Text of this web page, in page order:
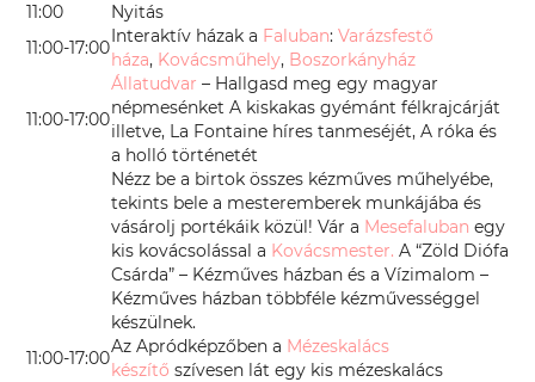
11:00
Nyitás
11:00-17:00
Interaktív házak a Faluban: Varázsfestő
háza, Kovácsműhely, Boszorkányház
11:00-17:00
Állatudvar – Hallgasd meg egy magyar
népmesénket A kiskakas gyémánt félkrajcárját
illetve, La Fontaine híres tanmeséjét, A róka és
a holló történetét
11:00-17:00
Nézz be a birtok összes kézműves műhelyébe,
tekints bele a mesteremberek munkájába és
vásárolj portékáik közül! Vár a Mesefaluban egy
kis kovácsolással a Kovácsmester. A “Zöld Diófa
Csárda” – Kézműves házban és a Vízimalom –
Kézműves házban többféle kézművességgel
készülnek.
Az Apródképzőben a Mézeskalács
készítő szívesen lát egy kis mézeskalács